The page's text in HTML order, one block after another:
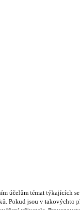
účelům témat týkajících
Pokud jsou v